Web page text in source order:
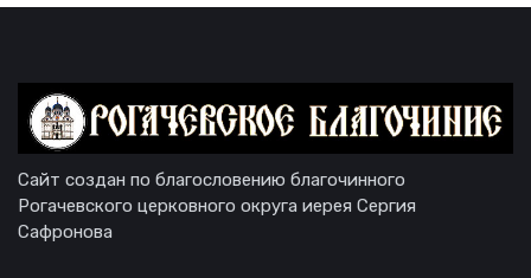
Сайт создан по благословению благочинного
Рогачевского церковного округа иерея Сергия
Сафронова